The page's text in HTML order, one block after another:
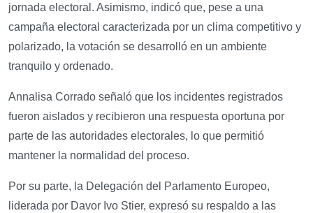
jornada electoral. Asimismo, indicó que, pese a una
campaña electoral caracterizada por un clima competitivo y
polarizado, la votación se desarrolló en un ambiente
tranquilo y ordenado.
Annalisa Corrado señaló que los incidentes registrados
fueron aislados y recibieron una respuesta oportuna por
parte de las autoridades electorales, lo que permitió
mantener la normalidad del proceso.
Por su parte, la Delegación del Parlamento Europeo,
liderada por Davor Ivo Stier, expresó su respaldo a las